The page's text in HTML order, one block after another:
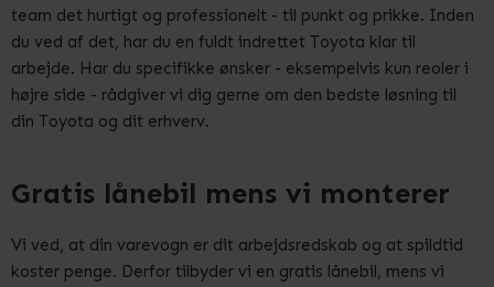
team det hurtigt og professionelt - til punkt og prikke. Inden
du ved af det, har du en fuldt indrettet Toyota klar til
arbejde. Har du specifikke ønsker - eksempelvis kun reoler i
højre side - rådgiver vi dig gerne om den bedste løsning til
din Toyota og dit erhverv.
Gratis lånebil mens vi monterer
Vi ved, at din varevogn er dit arbejdsredskab og at spildtid
koster penge. Derfor tilbyder vi en gratis lånebil, mens vi